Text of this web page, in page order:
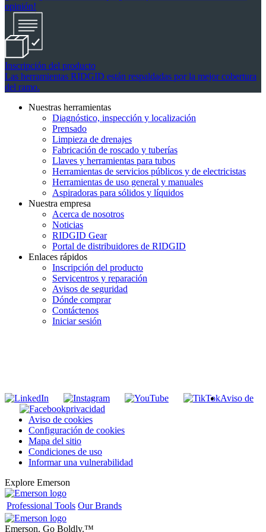
opinión!
Inscripción del producto
Las herramientas RIDGID están respaldadas por la mejor cobertura
del ramo.
Nuestras herramientas
Diagnóstico, inspección y localización
Prensado
Limpieza de drenajes
Fabricación de roscado y tuberías
Llaves y herramientas para tubos
Herramientas de servicios públicos y de electricistas
Herramientas de uso general y manuales
Aspiradoras para sólidos y líquidos
Nuestra empresa
Acerca de nosotros
Noticias
RIDGID Gear
Portal de distribuidores de RIDGID
Enlaces rápidos
Inscripción del producto
Servicentros y reparación
Avisos de seguridad
Dónde comprar
Contáctenos
Iniciar sesión
Aviso de
privacidad
Aviso de cookies
Configuración de cookies
Mapa del sitio
Condiciones de uso
Informar una vulnerabilidad
Explore Emerson
Professional Tools Our Brands
Emerson. Go Boldly.™